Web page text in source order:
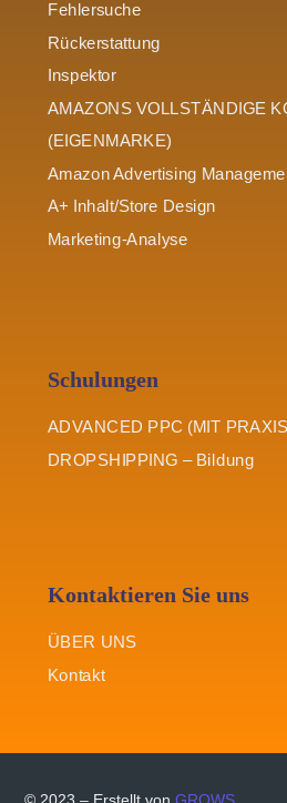
Fehlersuche
Rückerstattung
Inspektor
AMAZONS VOLLSTÄNDIGE
(EIGENMARKE)
Amazon Advertising
A+ Inhalt/Store Design
Marketing-Analyse
Schulungen
ADVANCED PPC (MIT
DROPSHIPPING – Bildung
Kontaktieren Sie uns
ÜBER UNS
Kontakt